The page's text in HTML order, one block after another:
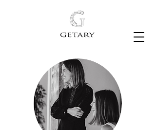
VESTIDO DE NOVIA